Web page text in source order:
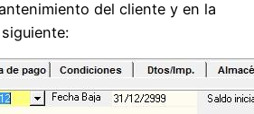
del cliente y en la